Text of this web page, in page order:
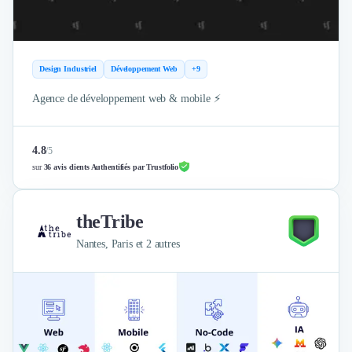
Clubs & Réseaux Professionnels
Espaces de Coworking
Design Industriel Développement Web +9
Agence de développement web & mobile ⚡️
4.8/5
sur36 avis clients Authentifiés par Trustfolio
theTribe
Nantes, Paris et 2 autres